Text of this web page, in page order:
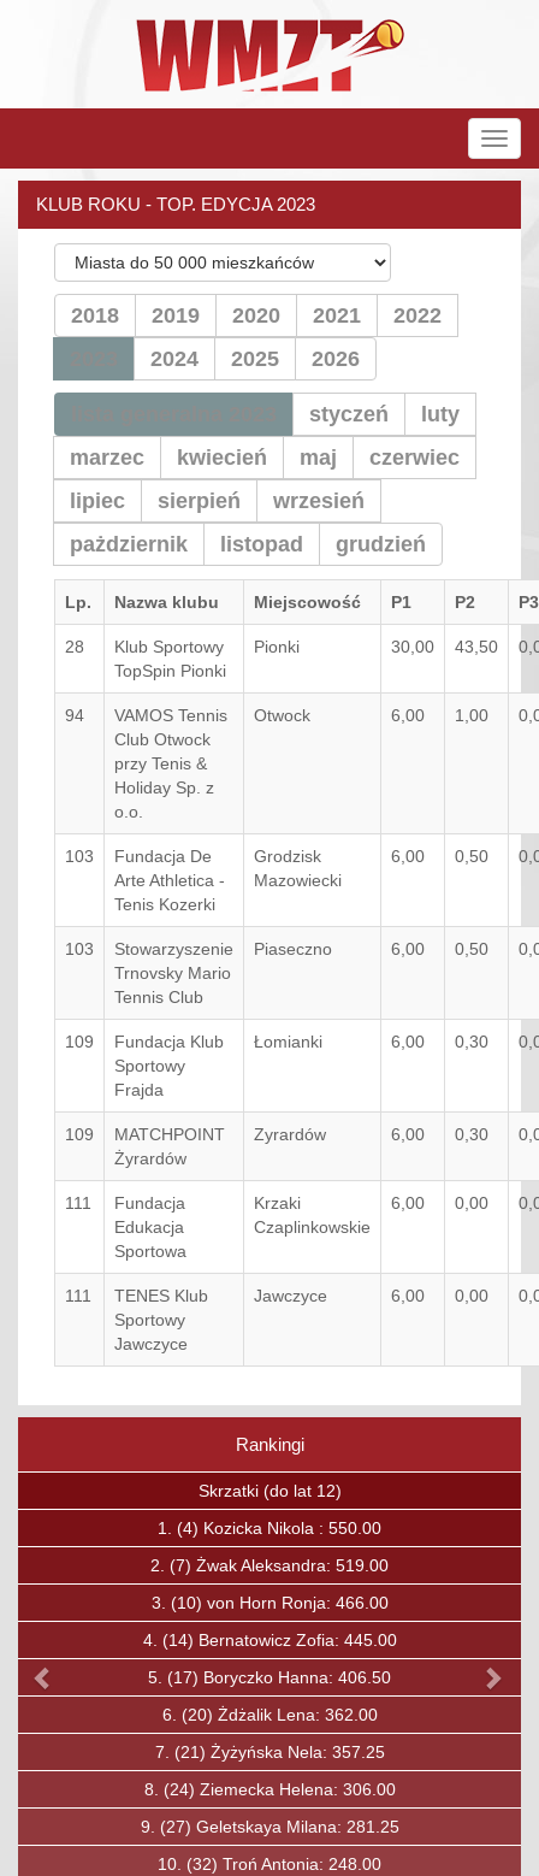
KLUB ROKU - TOP. EDYCJA 2023
2018 2019 2020 2021
2022
2024 2025 2026
styczeń
luty
marzec
kwiecień maj
czerwiec
lipiec
sierpień
wrzesień
pażdziernik
listopad grudzień
Lp. Nazwa klubu Miejscowość P1 P2 P3
28
Klub Sportowy
TopSpin Pionki
Pionki 30,00 43,50
94
VAMOS Tennis
Club Otwock
przy Tenis &
Holiday Sp. z
o.o.
Otwock 6,00 1,00
103
Fundacja De
Arte Athletica -
Tenis Kozerki
Grodzisk
Mazowiecki
6,00 0,50
103
Stowarzyszenie
Trnovsky Mario
Tennis Club
Piaseczno 6,00 0,50
109
Fundacja Klub
Sportowy
Frajda
Łomianki 6,00 0,30
109
MATCHPOINT
Żyrardów
Zyrardów 6,00 0,30
111
Fundacja
Edukacja
Sportowa
Krzaki
Czaplinkowskie
6,00 0,00
111
TENES Klub
Sportowy
Jawczyce
Jawczyce 6,00 0,00
Rankingi
Skrzaty (do lat 12)
1.(15)Boguc Jan: 375.00
2. (23) Kavalchuk Andrei: 336.75
3. (27) Ćwirta Mateusz: 319.00
4.(30)Soska Fryderyk: 303.00
5.(31)Ozkan Baha: 297.00
(33) Lewandowski Maciej: 284.00
7.(40)Jobda Aleksander: 250.00
8.(49)Mysiak Maciej: 210.00
9.(50)Rybicki Konrad: 206.00
10. (53) Księżak Filip: 197.00